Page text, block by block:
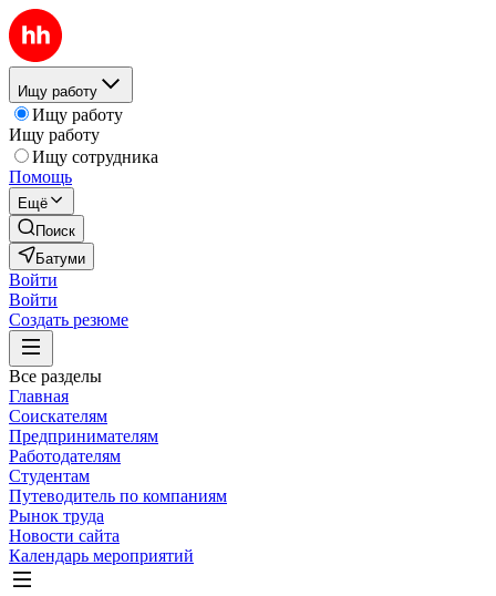
Ищу работу
Ищу работу
Ищу работу
Ищу сотрудника
Помощь
Ещё
Поиск
Батуми
Войти
Войти
Создать резюме
Все разделы
Главная
Соискателям
Предпринимателям
Работодателям
Студентам
Путеводитель по компаниям
Рынок труда
Новости сайта
Календарь мероприятий